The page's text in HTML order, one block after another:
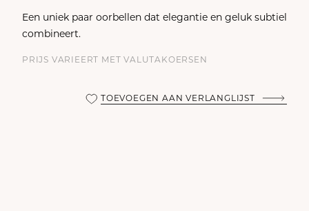
Een uniek paar oorbellen dat elegantie en geluk subtiel
combineert.
PRIJS VARIEERT MET VALUTAKOERSEN
TOEVOEGEN AAN VERLANGLIJST